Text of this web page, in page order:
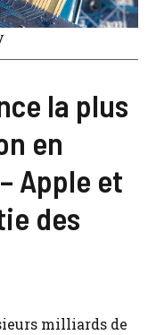
la plus
en
Apple et
des
milliards de